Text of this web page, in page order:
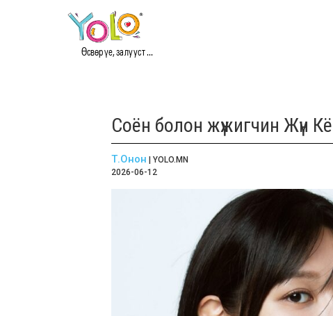
Өсвөр үе, залууст ...
Соён болон жүжигчин Жүн
Т.Онон | YOLO.MN
2026-06-12